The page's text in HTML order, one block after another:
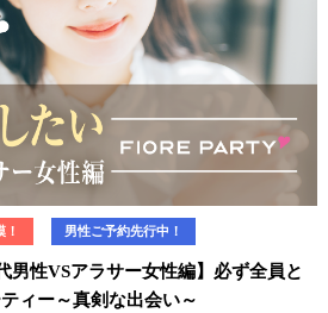
！ 男性ご予約先行中！
男性VSアラサー女性編】必ず全員と
ィー～真剣な出会い～